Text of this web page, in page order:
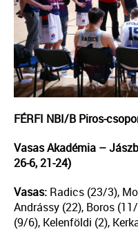
FÉRFI NBI/B Piros-
Vasas Akadémia –
26-6, 21-24)
Vasas: Radics (23/3),
Andrássy (22), Boros
(9/6), Kelenföldi (2),